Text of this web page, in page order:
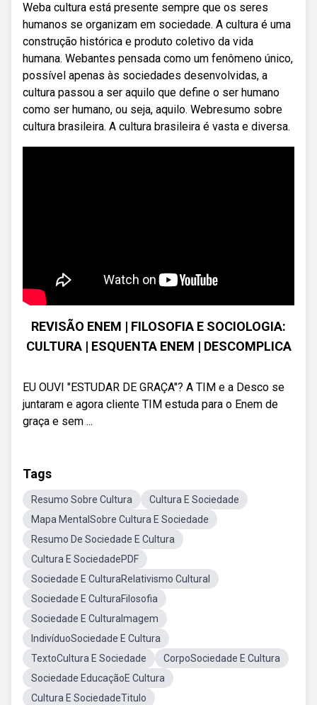
Weba cultura está presente sempre que os seres
humanos se organizam em sociedade. A cultura é uma
construção histórica e produto coletivo da vida
humana. Webantes pensada como um fenômeno único,
possível apenas às sociedades desenvolvidas, a
cultura passou a ser aquilo que define o ser humano
como ser humano, ou seja, aquilo. Webresumo sobre
cultura brasileira. A cultura brasileira é vasta e diversa.
REVISÃO ENEM | FILOSOFIA E SOCIOLOGIA:
CULTURA | ESQUENTA ENEM | DESCOMPLICA
EU OUVI "ESTUDAR DE GRAÇA"? A TIM e a Desco se
juntaram e agora cliente TIM estuda para o Enem de
graça e sem ...
Tags
Resumo Sobre Cultura
Cultura E Sociedade
Mapa MentalSobre Cultura E Sociedade
Resumo De Sociedade E Cultura
Cultura E SociedadePDF
Sociedade E CulturaRelativismo Cultural
Sociedade E CulturaFilosofia
Sociedade E CulturaImagem
IndivíduoSociedade E Cultura
TextoCultura E Sociedade
CorpoSociedade E Cultura
Sociedade EducaçãoE Cultura
Cultura E SociedadeTitulo